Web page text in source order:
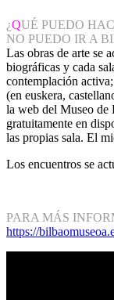
¿QUÉ PUEDO
NO PUEDO IR A
Las obras de arte se
biográficas y cada
contemplación
(en euskera,
la web del Museo de
gratuitamente en
las propias sala. El
Los encuentros se
PARA MÁS
https://